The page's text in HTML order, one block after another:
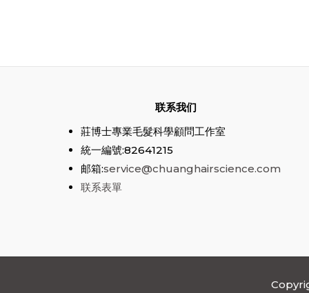
联系我们
莊博士專業毛髮科學顧問工作室
統一編號:82641215
邮箱:service@chuanghairscience.com
联系表單